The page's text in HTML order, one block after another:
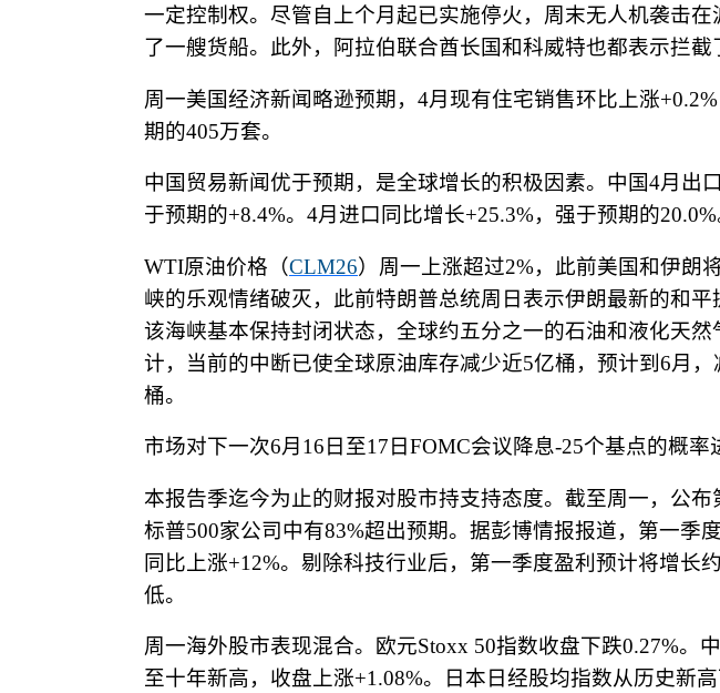
一定控制权。尽管自上个月起已实施停火，周末无人机袭击
了一艘货船。此外，阿拉伯联合酋长国和科威特也都表示拦截
周一美国经济新闻略逊预期， 4月现有住宅销售环比上涨+0.2%
期的405万套。
中国贸易新闻优于预期，是全球增长的积极因素。中国4月出
于预期的+8.4%。 4月进口同比增长+25.3%，强于预期的20.0%
WTI原油价格（CLM26）周一上涨超过2%，此前美国和伊朗
峡的乐观情绪破灭，此前特朗普总统周日表示伊朗最新的和平
该海峡基本保持封闭状态，全球约五分之一的石油和液化天
计，当前的中断已使全球原油库存减少近5亿桶，预计到 6月，
桶。
市场对下一次6月 16 日至17 日 FOMC会议降息-25个基点的概率
本报告季迄今为止的财报对股市持支持态度。截至周一，公布
标普500家公司中有83%超出预期。据彭博情报报道，第一季
同比上涨+12%。剔除科技行业后，第一季度盈利预计将增长约
低。
周一海外股市表现混合。欧元Stoxx 50指数收盘下跌0.27%。
至十年新高，收盘上涨+1.08%。日本日经股均指数从历史新